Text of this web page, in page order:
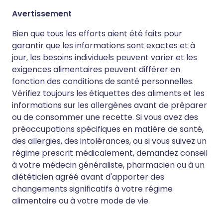
Avertissement
Bien que tous les efforts aient été faits pour
garantir que les informations sont exactes et à
jour, les besoins individuels peuvent varier et les
exigences alimentaires peuvent différer en
fonction des conditions de santé personnelles.
Vérifiez toujours les étiquettes des aliments et les
informations sur les allergènes avant de préparer
ou de consommer une recette. Si vous avez des
préoccupations spécifiques en matière de santé,
des allergies, des intolérances, ou si vous suivez un
régime prescrit médicalement, demandez conseil
à votre médecin généraliste, pharmacien ou à un
diététicien agréé avant d'apporter des
changements significatifs à votre régime
alimentaire ou à votre mode de vie.